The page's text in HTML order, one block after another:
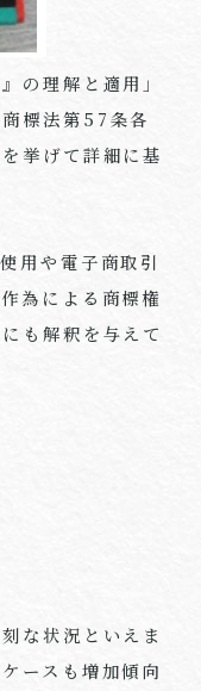
の理解と適用」
標法第57条各
挙げて詳細に基
用や電子商取引
為による商標権
も解釈を与えて
な状況といえま
ースも増加傾向